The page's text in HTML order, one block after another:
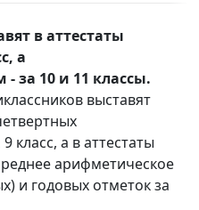
в аттестаты
а
за 10 и 11 классы.
выставят
класс, а в аттестаты
арифметическое
и годовых отметок за